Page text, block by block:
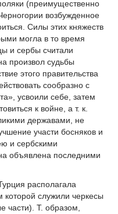
(преимущественно
возбужденное
Силы этих княжеств
могла в то время
и сербы считали
произвол судьбы
этого правительства
сообразно с
усвоили себе, затем
к войне, а т. к.
державами, не
участи босняков и
и сербскими
объявлена последними
располагала
служили черкесы
части). Т. образом,